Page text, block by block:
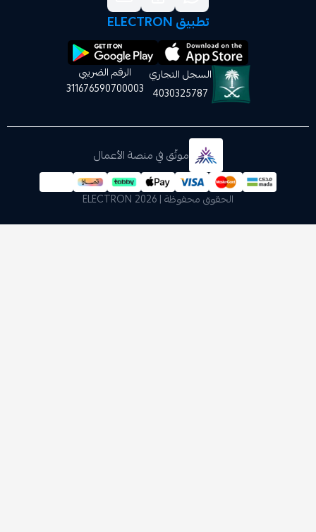
السجل التجاري
4030325787
الرقم الضريبي
311676590700003
موثّق في منصة الأعمال
الحقوق محفوظة | 2026 ELECTRON